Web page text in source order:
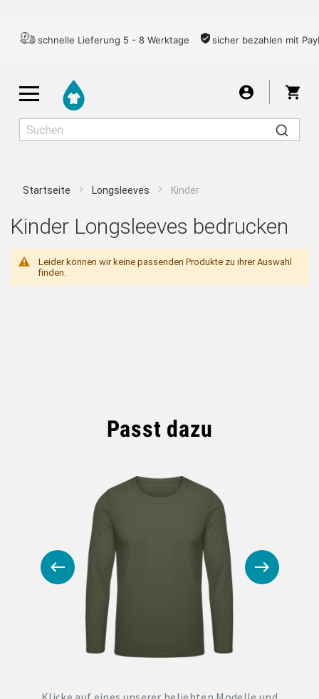
schnelle Lieferung 5 - 8 Werktage sicher bezahlen mit
T-SHIRTS
BIO-BAUMWOLLE
BADELATSCHEN
Startseite Longsleeves Kinder
Kinder Longsleeves bedrucken
Leider können wir keine passenden Produkte zu ihrer Auswahl
finden.
Passt dazu